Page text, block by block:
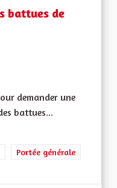
battues de
demander une
battues...
Portée générale